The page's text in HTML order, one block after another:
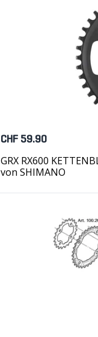
CHF 59.90
GRX RX600
von SHIMANO